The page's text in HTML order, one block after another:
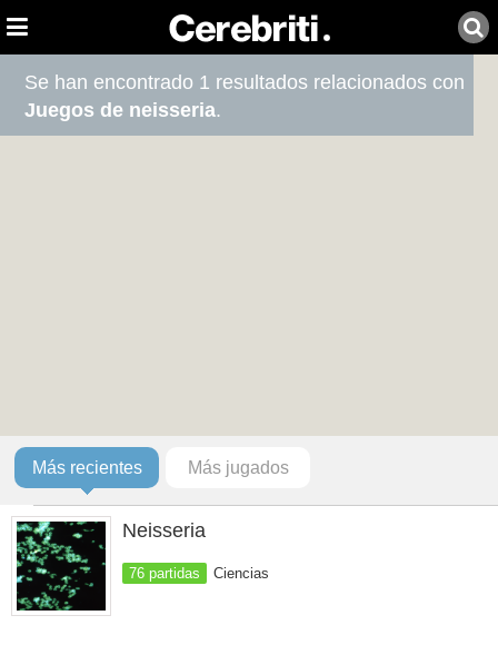
Se han encontrado 1 resultados relacionados con
Juegos de neisseria.
Más recientes Más jugados
Neisseria
76 partidas Ciencias